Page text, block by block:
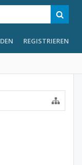
REGISTRIEREN